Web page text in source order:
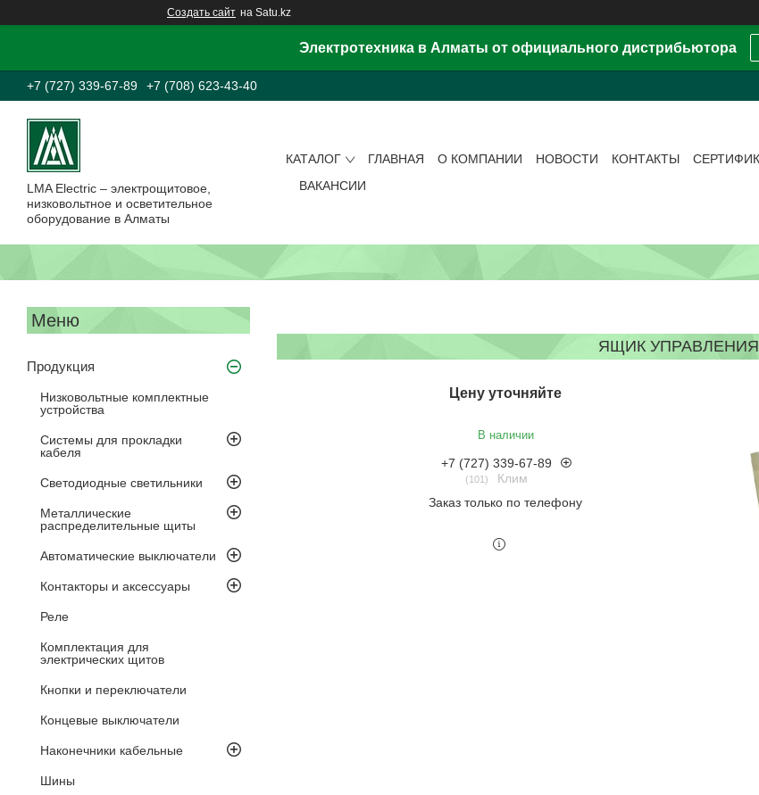
Создать сайт на Satu.kz
Электротехника в Алматы от официального дистрибьютора
+7 (727) 339-67-89 +7 (708) 623-43-40
LMA Electric – электрощитовое,
низковольтное и осветительное
оборудование в Алматы
КАТАЛОГ ГЛАВНАЯ О КОМПАНИИ НОВОСТИ КОНТАКТЫ
ВАКАНСИИ
Продукция
Низковольтные комплектные
устройства
Системы для прокладки
кабеля
Светодиодные светильники
Металлические
распределительные щиты
Автоматические выключатели
Контакторы и аксессуары
Реле
Комплектация для
электрических щитов
Кнопки и переключатели
Концевые выключатели
Наконечники кабельные
Шины
ЯЩИК УПРАВЛЕНИЯ
Цену уточняйте
В наличии
+7 (727) 339-67-89
101
Клим
Заказ только по телефону